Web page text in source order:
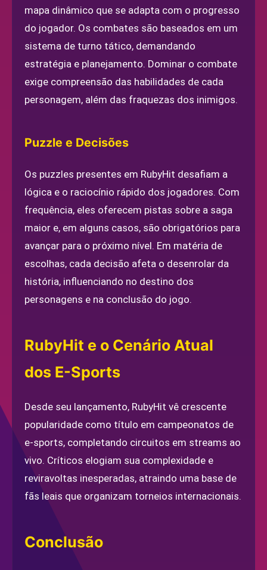
mapa dinâmico que se adapta com o progresso
do jogador. Os combates são baseados em um
sistema de turno tático, demandando
estratégia e planejamento. Dominar o combate
exige compreensão das habilidades de cada
personagem, além das fraquezas dos inimigos.
Puzzle e Decisões
Os puzzles presentes em RubyHit desafiam a
lógica e o raciocínio rápido dos jogadores. Com
frequência, eles oferecem pistas sobre a saga
maior e, em alguns casos, são obrigatórios para
avançar para o próximo nível. Em matéria de
escolhas, cada decisão afeta o desenrolar da
história, influenciando no destino dos
personagens e na conclusão do jogo.
RubyHit e o Cenário Atual
dos E-Sports
Desde seu lançamento, RubyHit vê crescente
popularidade como título em campeonatos de
e-sports, completando circuitos em streams ao
vivo. Críticos elogiam sua complexidade e
reviravoltas inesperadas, atraindo uma base de
fãs leais que organizam torneios internacionais.
Conclusão